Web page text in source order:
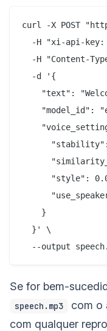
curl -X POST
-H "xi-api-
-H "Content-
  -d '{
"text":
"model_id":
"style":
    }
  }' \
Se for bem-
speech.mp3
com o
com qualquer